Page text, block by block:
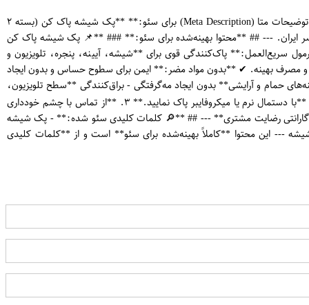
خوشبو کننده هیلندوویتل مدل Gold Wild Lemongrass حجم 200 میلی لیتر# **پک شیشه پاک کن (بسته ۲ عددی) | تمیزکاری بی‌نظیر شیشه و آیینه** ## **توضیحات متا (Meta Description) برای سئو:** **پک شیشه پاک کن (بسته ۲
ایران. --- ## **محتوا بهینه‌شده برای سئو:** ### **📌 پک شیشه پاک کن
سریع‌العمل:** پاک‌کنندگی قوی برای **شیشه، آیینه، پنجره، تلویزیون و
بهینه. ✔ **بدون مواد مضر:** ایمن برای سطوح حساس و بدون ایجاد
- تمیز کردن **آیینه‌های حمام و آرایشی** بدون ایجاد مه‌گرفتگی - براق‌کنندگی **سطح تلویزیون،
مانیتور و گوشی موبایل** - ایده‌آل برای **شیشه‌های ماشین و پنجره‌های منزل** ### **🧴 نحوه استفاده آسان:** ۱. **محلول را روی سطح اسپری کنید.** ۲. **با دستمال نرم یا میکروفایبر پاک نمایید.** ۳. **از تماس با چشم خودداری
آنلاین)** ✅ **گارانتی رضایت مشتری** --- ## **🔎 کلمات کلیدی سئو شده:** - پک شیشه
--- این محتوا **کاملاً بهینه‌شده برای سئو** است و از **کلمات کلیدی